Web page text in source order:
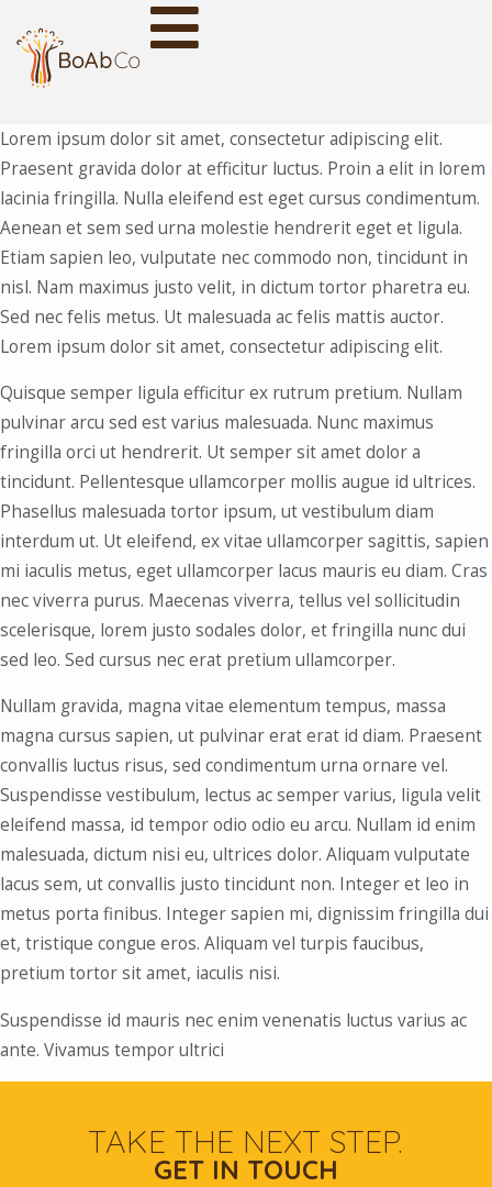
Lorem ipsum dolor sit amet, consectetur adipiscing elit.
Praesent gravida dolor at efficitur luctus. Proin a elit in lorem
lacinia fringilla. Nulla eleifend est eget cursus condimentum.
Aenean et sem sed urna molestie hendrerit eget et ligula.
Etiam sapien leo, vulputate nec commodo non, tincidunt in
nisl. Nam maximus justo velit, in dictum tortor pharetra eu.
Sed nec felis metus. Ut malesuada ac felis mattis auctor.
Lorem ipsum dolor sit amet, consectetur adipiscing elit.
Quisque semper ligula efficitur ex rutrum pretium. Nullam
pulvinar arcu sed est varius malesuada. Nunc maximus
fringilla orci ut hendrerit. Ut semper sit amet dolor a
tincidunt. Pellentesque ullamcorper mollis augue id ultrices.
Phasellus malesuada tortor ipsum, ut vestibulum diam
interdum ut. Ut eleifend, ex vitae ullamcorper sagittis, sapien
mi iaculis metus, eget ullamcorper lacus mauris eu diam. Cras
nec viverra purus. Maecenas viverra, tellus vel sollicitudin
scelerisque, lorem justo sodales dolor, et fringilla nunc dui
sed leo. Sed cursus nec erat pretium ullamcorper.
Nullam gravida, magna vitae elementum tempus, massa
magna cursus sapien, ut pulvinar erat erat id diam. Praesent
convallis luctus risus, sed condimentum urna ornare vel.
Suspendisse vestibulum, lectus ac semper varius, ligula velit
eleifend massa, id tempor odio odio eu arcu. Nullam id enim
malesuada, dictum nisi eu, ultrices dolor. Aliquam vulputate
lacus sem, ut convallis justo tincidunt non. Integer et leo in
metus porta finibus. Integer sapien mi, dignissim fringilla dui
et, tristique congue eros. Aliquam vel turpis faucibus,
pretium tortor sit amet, iaculis nisi.
Suspendisse id mauris nec enim venenatis luctus varius ac
ante. Vivamus tempor ultrici
TAKE THE NEXT STEP.
GET IN TOUCH